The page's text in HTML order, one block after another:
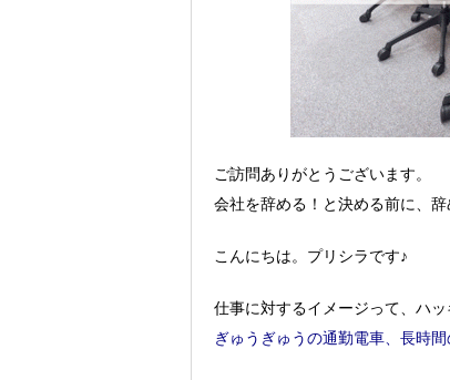
ご訪問ありがとうございます。
会社を辞める！と決める前に、
こんにちは。プリシラです♪
仕事に対するイメージって、ハ
ぎゅうぎゅうの通勤電車、長時